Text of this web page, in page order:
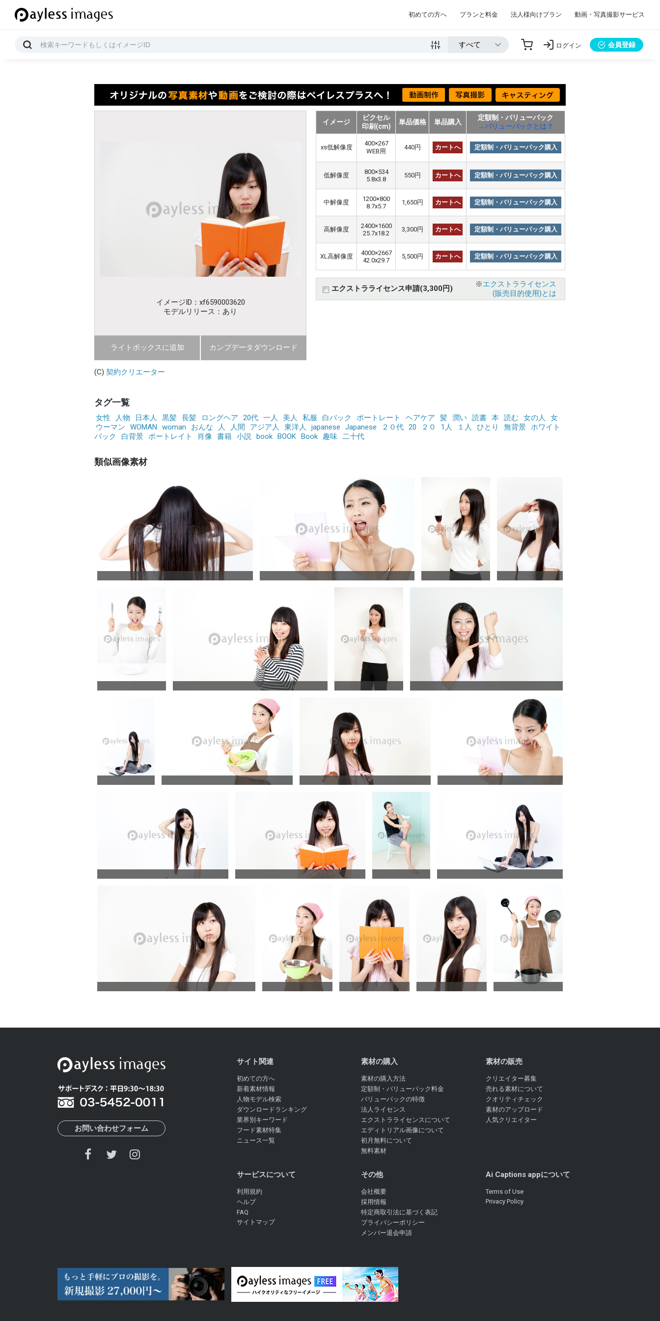
初めての方へ プランと料金 法人様向けプラン 動画・写真撮影サービス
ログイン 会員登録
イメージID：xf6590003620
モデルリリース：あり
ライトボックスに追加 カンプデータダウンロード
イメージ
ピクセル
印刷(cm)
単品価格 単品購入
定額制・バリューパック
→バリューパックとは？
xs低解像度
400×267
WEB用
440円 カートへ 定額制・バリューパック購入
低解像度
800×534
5.8x3.8
550円 カートへ 定額制・バリューパック購入
中解像度
1200×800
8.7x5.7
1,650円 カートへ 定額制・バリューパック購入
高解像度
2400×1600
25.7x18.2
3,300円 カートへ 定額制・バリューパック購入
XL高解像度
4000×2667
42.0x29.7
5,500円 カートへ 定額制・バリューパック購入
エクストラライセンス申請(3,300円) ※エクストラライセンス
(販売目的使用)とは
(C) 契約クリエーター
タグ一覧
女性 人物 日本人 黒髪 長髪 ロングヘア 20代 一人 美人 私服 白バック ポートレート ヘアケア 髪 潤い 読書 本 読む 女の人
女
ウーマン
WOMAN woman おんな 人 人間 アジア人 東洋人 japanese Japanese ２０代 20 ２０ 1人 １人 ひとり 無背景
ホワイト
バック
白背景 ポートレイト 肖像 書籍 小説 book BOOK Book 趣味 二十代
類似画像素材
お問い合わせフォーム
サイト関連
初めての方へ
新着素材情報
人物モデル検索
ダウンロードランキング
業界別キーワード
フード素材特集
ニュース一覧
素材の購入
素材の購入方法
定額制・バリューパック料金
バリューパックの特徴
法人ライセンス
エクストラライセンスについて
エディトリアル画像について
初月無料について
無料素材
素材の販売
クリエイター募集
売れる素材について
クオリティチェック
素材のアップロード
人気クリエイター
サービスについて
利用規約
ヘルプ
FAQ
サイトマップ
その他
会社概要
採用情報
特定商取引法に基づく表記
プライバシーポリシー
メンバー退会申請
Ai Captions appについて
Terms of Use
Privacy Policy